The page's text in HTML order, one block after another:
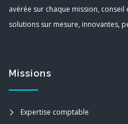
avérée sur chaque mission,
solutions sur mesure, innovantes,
Missions
Expertise comptable